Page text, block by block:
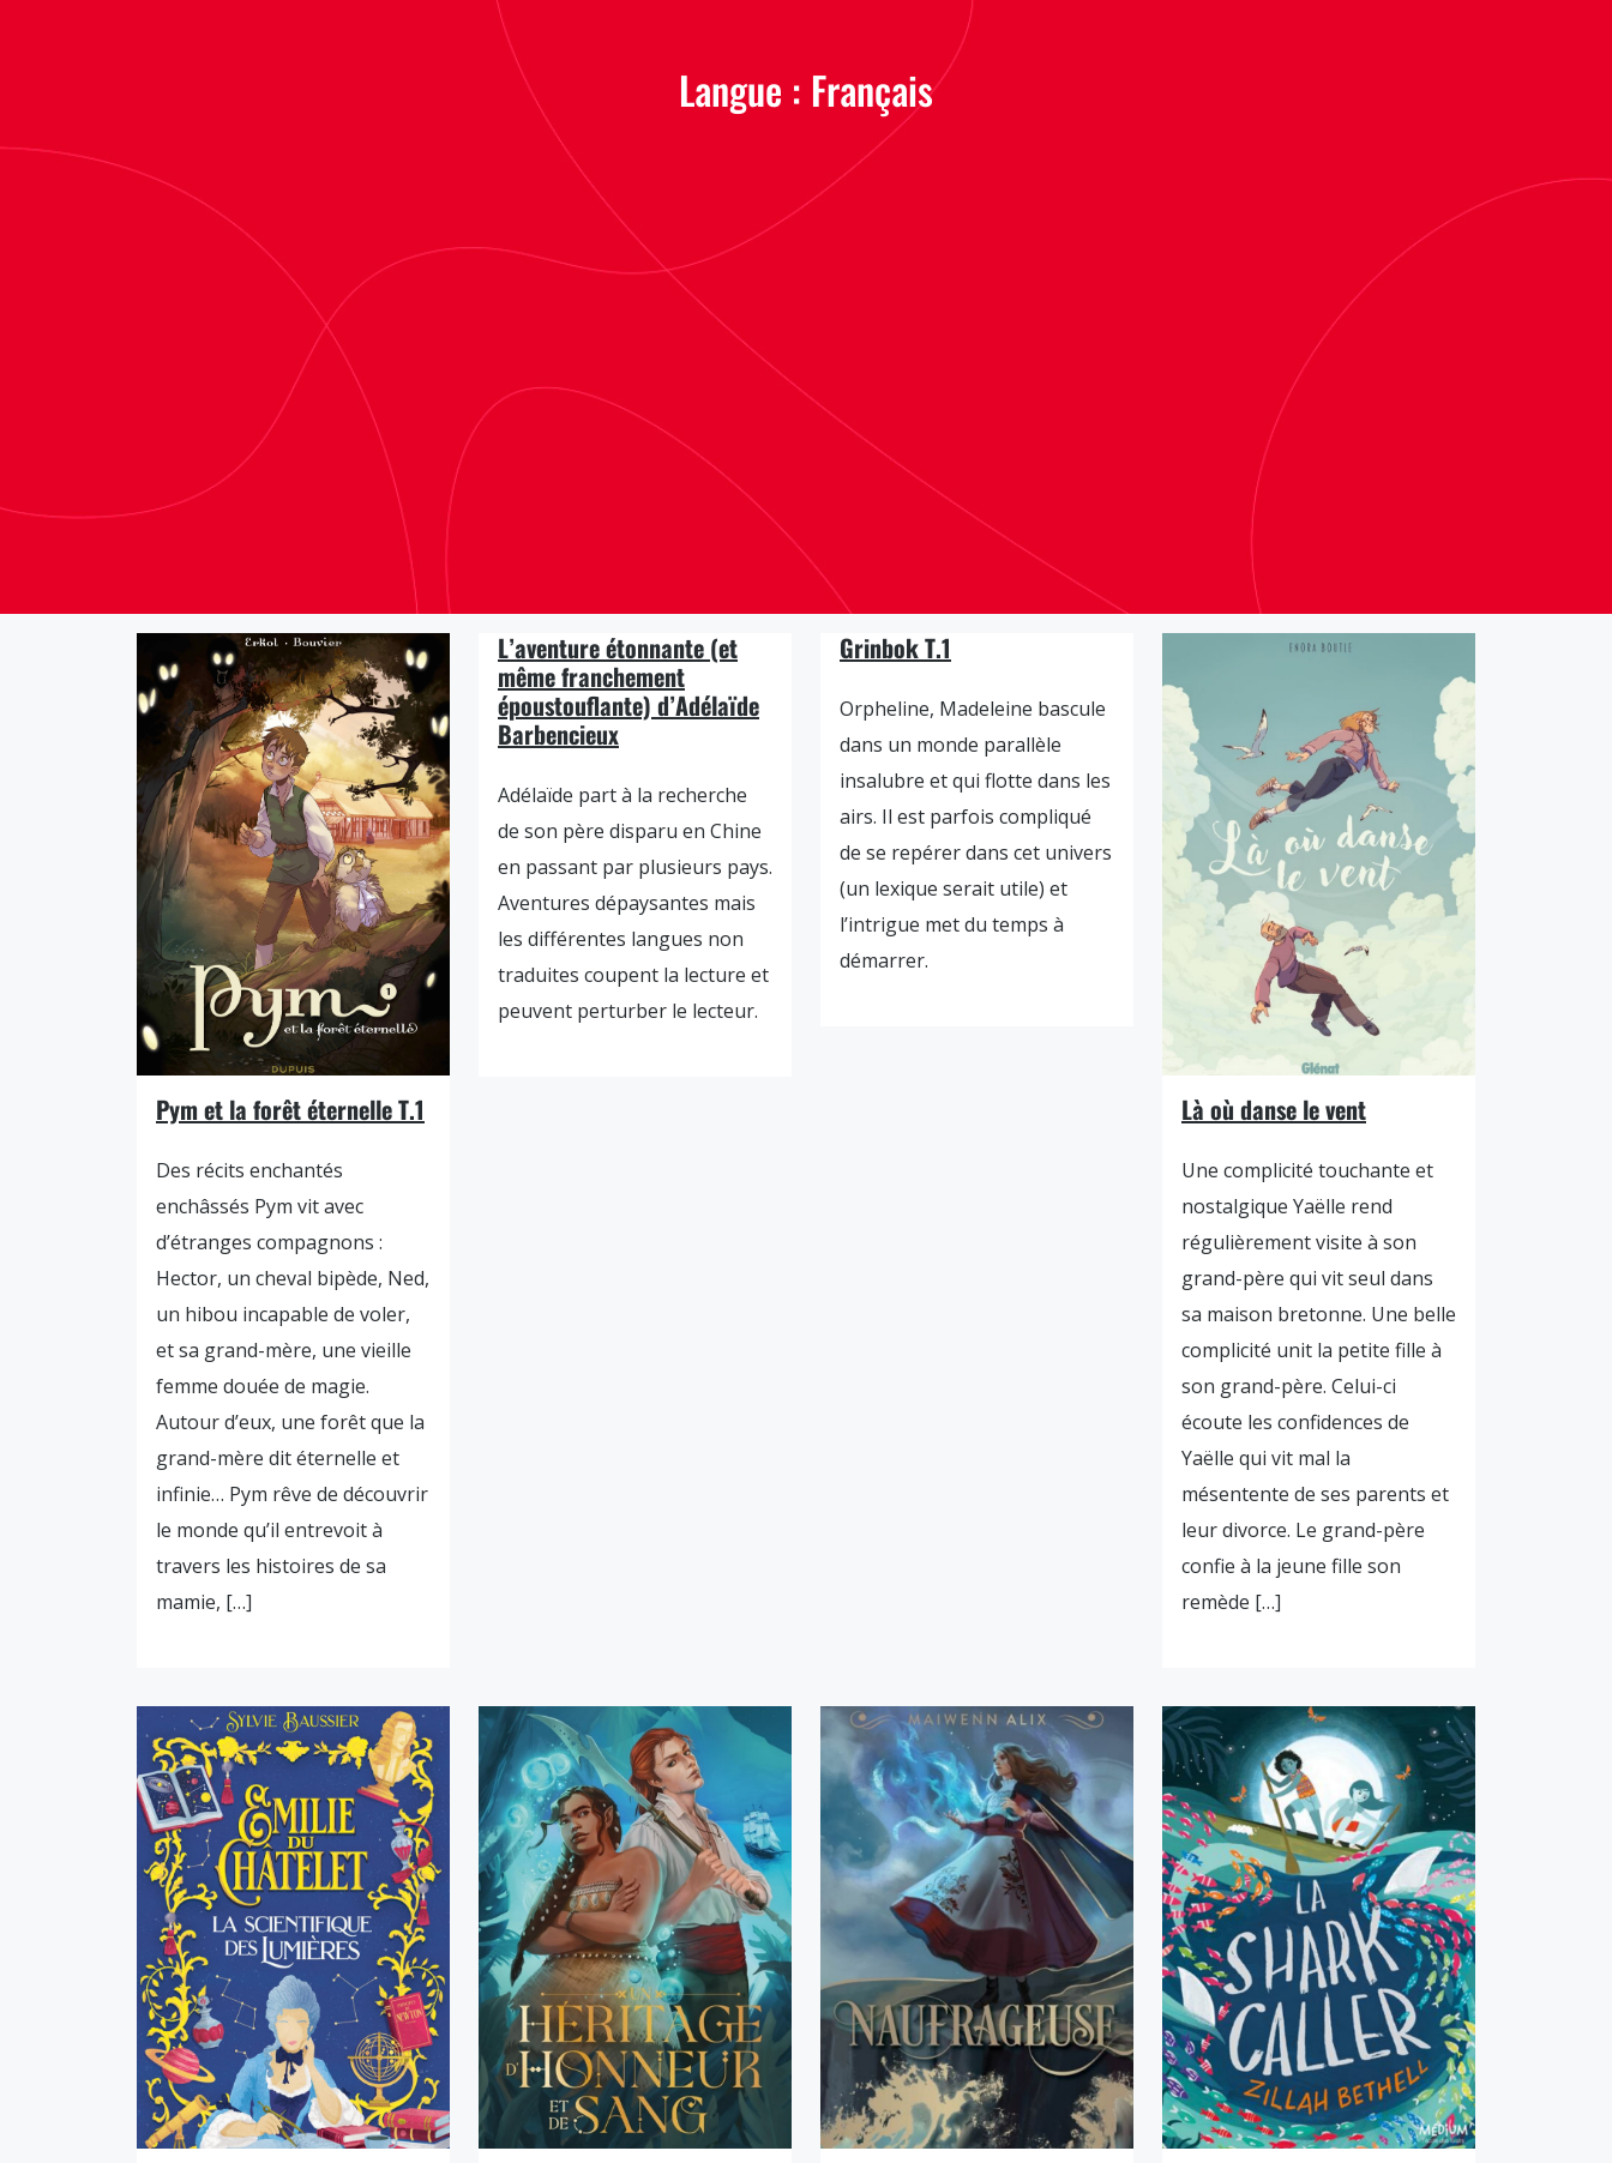
Langue : Français
Pym et la forêt éternelle T.1
Des récits enchantés
enchâssés Pym vit avec
d’étranges compagnons :
Hector, un cheval bipède, Ned,
un hibou incapable de voler,
et sa grand-mère, une vieille
femme douée de magie.
Autour d’eux, une forêt que la
grand-mère dit éternelle et
infinie… Pym rêve de découvrir
le monde qu’il entrevoit à
travers les histoires de sa
mamie, […]
L’aventure étonnante (et
même franchement
époustouflante) d’Adélaïde
Barbencieux
Adélaïde part à la recherche
de son père disparu en Chine
en passant par plusieurs pays.
Aventures dépaysantes mais
les différentes langues non
traduites coupent la lecture et
peuvent perturber le lecteur.
Grinbok T.1
Orpheline, Madeleine bascule
dans un monde parallèle
insalubre et qui flotte dans les
airs. Il est parfois compliqué
de se repérer dans cet univers
(un lexique serait utile) et
l’intrigue met du temps à
démarrer.
Là où danse le vent
Une complicité touchante et
nostalgique Yaëlle rend
régulièrement visite à son
grand-père qui vit seul dans
sa maison bretonne. Une belle
complicité unit la petite fille à
son grand-père. Celui-ci
écoute les confidences de
Yaëlle qui vit mal la
mésentente de ses parents et
leur divorce. Le grand-père
confie à la jeune fille son
remède […]